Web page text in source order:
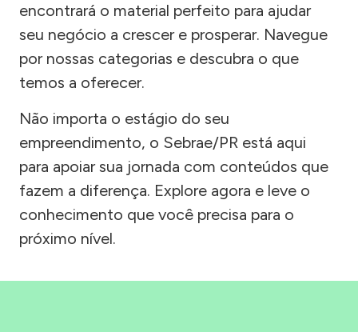
encontrará o material perfeito para ajudar
seu negócio a crescer e prosperar. Navegue
por nossas categorias e descubra o que
temos a oferecer.
Não importa o estágio do seu
empreendimento, o Sebrae/PR está aqui
para apoiar sua jornada com conteúdos que
fazem a diferença. Explore agora e leve o
conhecimento que você precisa para o
próximo nível.